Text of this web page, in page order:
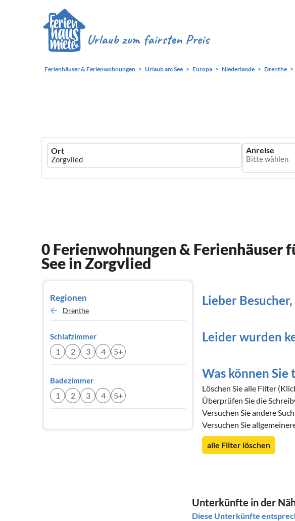
Ferienhäuser & Ferienwohnungen Urlaub am See Europa Niederlande Drenthe
Ferienhausmiete
logo
Ort Anreise
0 Ferienwohnungen & Ferienhäuser
See in Zorgvlied
Regionen
Drenthe
Schlafzimmer
1 2 3 4 5+
Badezimmer
1 2 3 4 5+
Lieber Besucher,
Leider wurden
Was können Sie
Löschen Sie alle Filter
Überprüfen Sie die
Versuchen Sie andere
Versuchen Sie
alle Filter löschen
Unterkünfte in der
Diese Unterkünfte